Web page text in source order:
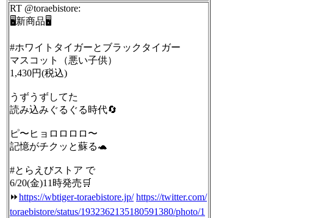
RT @toraebistore:
🖥新商品🖥
#ホワイトタイガーとブラックタイガー
マスコット（悪い子供）
1,430円(税込)
うずうずしてた
読み込みぐるぐる時代🔄
ピ〜ヒョロロロロ〜
記憶がチクッと蘇る🐢
#とらえびストア で
6/20(金)11時発売🛒
⏩https://wbtiger-toraebistore.jp/ https://twitter.com/
toraebistore/status/1932362135180591380/photo/1